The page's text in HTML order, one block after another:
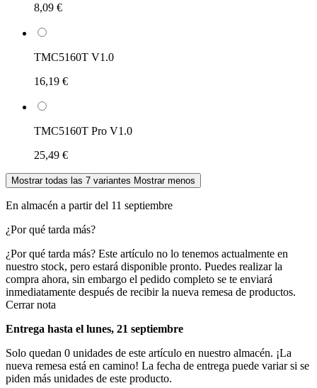
8,09 €
TMC5160T V1.0
16,19 €
TMC5160T Pro V1.0
25,49 €
Mostrar todas las 7 variantes Mostrar menos
En almacén a partir del 11 septiembre
¿Por qué tarda más?
¿Por qué tarda más? Este artículo no lo tenemos actualmente en
nuestro stock, pero estará disponible pronto. Puedes realizar la
compra ahora, sin embargo el pedido completo se te enviará
inmediatamente después de recibir la nueva remesa de productos.
Cerrar nota
Entrega hasta el lunes, 21 septiembre
Solo quedan 0 unidades de este artículo en nuestro almacén. ¡La
nueva remesa está en camino! La fecha de entrega puede variar si se
piden más unidades de este producto.